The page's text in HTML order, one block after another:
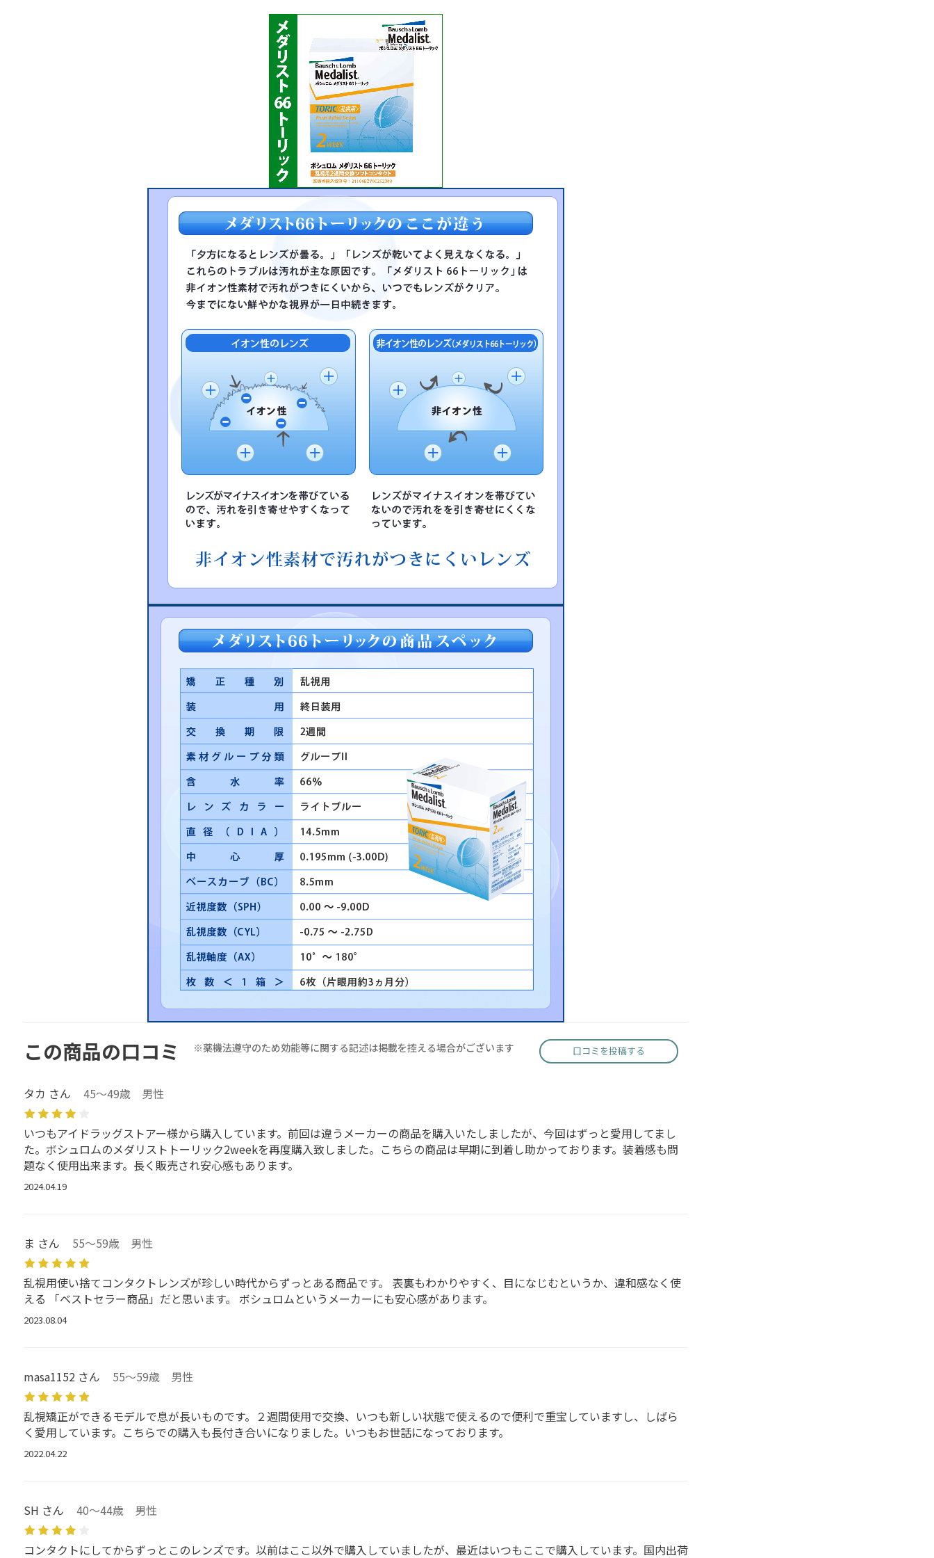
この商品の口コミ ※薬機法遵守のため効能等に関する記述は掲載を控える場合がございます 口コミを投稿する
タカ さん 45～49歳 男性
いつもアイドラッグストアー様から購入しています。前回は違うメーカーの商品を購入いたしましたが、今回はずっと愛用してまし
た。ボシュロムのメダリストトーリック2weekを再度購入致しました。こちらの商品は早期に到着し助かっております。装着感も問
題なく使用出来ます。長く販売され安心感もあります。
2024.04.19
ま さん 55～59歳 男性
乱視用使い捨てコンタクトレンズが珍しい時代からずっとある商品です。 表裏もわかりやすく、目になじむというか、違和感なく使
える 「ベストセラー商品」だと思います。 ボシュロムというメーカーにも安心感があります。
2023.08.04
masa1152 さん 55～59歳 男性
乱視矯正ができるモデルで息が長いものです。２週間使用で交換、いつも新しい状態で使えるので便利で重宝していますし、しばら
く愛用しています。こちらでの購入も長付き合いになりました。いつもお世話になっております。
2022.04.22
SH さん 40～44歳 男性
コンタクトにしてからずっとこのレンズです。以前はここ以外で購入していましたが、最近はいつもここで購入しています。国内出荷